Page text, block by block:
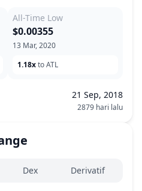
All-Time Low
13 Mar, 2020
$0.00355
1.18xto ATL
21 Sep, 2018
2879 hari lalu
Dex Derivatif